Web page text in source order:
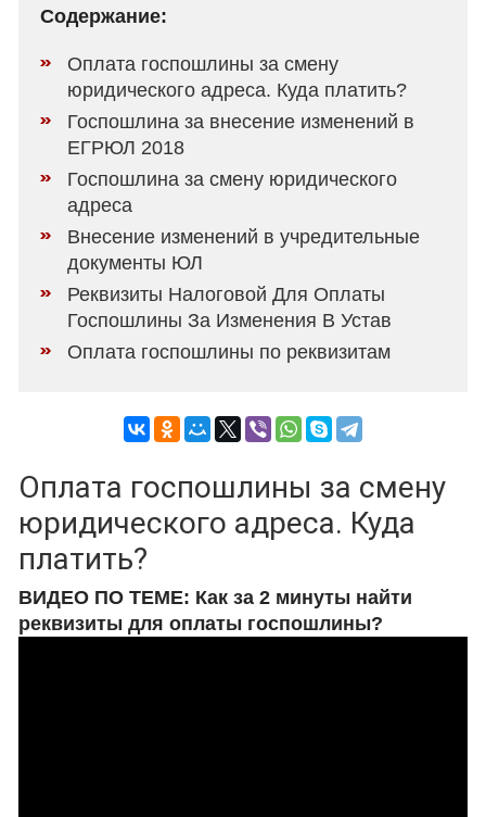
Содержание:
Оплата госпошлины за смену
юридического адреса. Куда платить?
Госпошлина за внесение изменений в
ЕГРЮЛ 2018
Госпошлина за смену юридического
адреса
Внесение изменений в учредительные
документы ЮЛ
Реквизиты Налоговой Для Оплаты
Госпошлины За Изменения В Устав
Оплата госпошлины по реквизитам
Оплата госпошлины за смену
юридического адреса. Куда
платить?
ВИДЕО ПО ТЕМЕ: Как за 2 минуты найти
реквизиты для оплаты госпошлины?